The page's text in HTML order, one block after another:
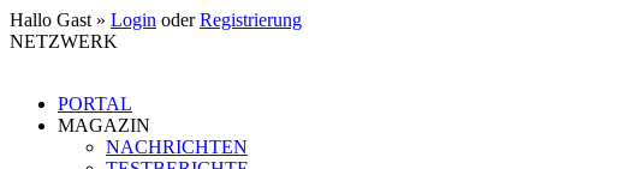
Hallo Gast » Login oderRegistrierung
NETZWERK
PORTAL
MAGAZIN
NACHRICHTEN